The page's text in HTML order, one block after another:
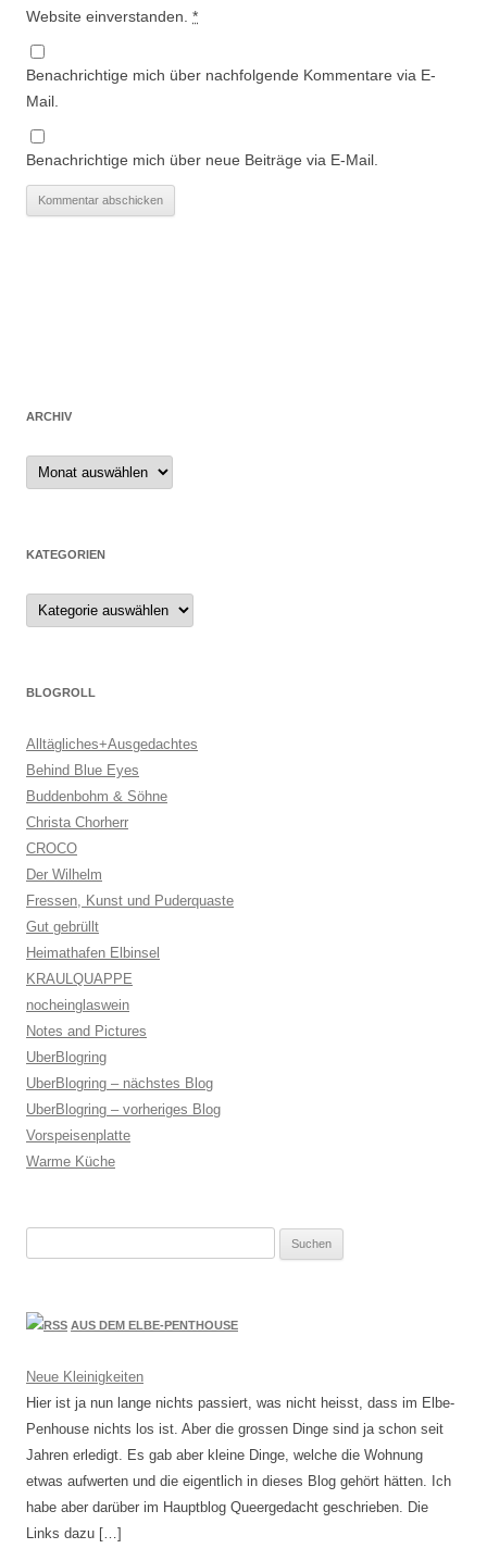
Website einverstanden. *
Benachrichtige mich über nachfolgende Kommentare via E-
Mail.
Benachrichtige mich über neue Beiträge via E-Mail.
ARCHIV
Archiv
KATEGORIEN
Kategorien
BLOGROLL
Alltägliches+Ausgedachtes
Behind Blue Eyes
Buddenbohm & Söhne
Christa Chorherr
CROCO
Der Wilhelm
Fressen, Kunst und Puderquaste
Gut gebrüllt
Heimathafen Elbinsel
KRAULQUAPPE
nocheinglaswein
Notes and Pictures
UberBlogring
UberBlogring – nächstes Blog
UberBlogring – vorheriges Blog
Vorspeisenplatte
Warme Küche
AUS DEM ELBE-PENTHOUSE
Neue Kleinigkeiten
Hier ist ja nun lange nichts passiert, was nicht heisst, dass im Elbe-
Penhouse nichts los ist. Aber die grossen Dinge sind ja schon seit
Jahren erledigt. Es gab aber kleine Dinge, welche die Wohnung
etwas aufwerten und die eigentlich in dieses Blog gehört hätten. Ich
habe aber darüber im Hauptblog Queergedacht geschrieben. Die
Links dazu […]